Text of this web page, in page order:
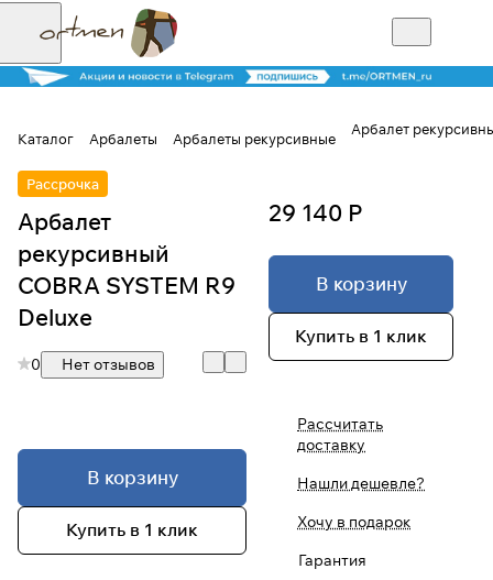
Каталог Арбалеты Арбалеты рекурсивные
Арбалет
Рассрочка
Арбалет
рекурсивный
COBRA SYSTEM R9
Deluxe
0 Нет отзывов
В корзину
Купить в 1 клик
29 140 Р
В корзину
Купить в 1 клик
Рассчитать
доставку
Нашли дешевле?
Хочу в подарок
Гарантия
Для клиентов всех банков
Разбейте
оплату на части
Сегодня
25%
Добавляйте товары
в корзину
При оформлении заказа
выберите метод оплатыПЛАЙТ